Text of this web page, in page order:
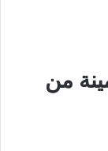
من